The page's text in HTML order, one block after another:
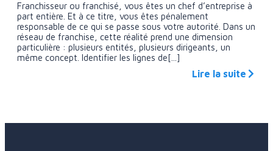
Franchisseur ou franchisé, vous êtes un chef d’entreprise à
part entière. Et à ce titre, vous êtes pénalement
responsable de ce qui se passe sous votre autorité. Dans un
réseau de franchise, cette réalité prend une dimension
particulière : plusieurs entités, plusieurs dirigeants, un
même concept. Identifier les lignes de[...]
Lire la suite